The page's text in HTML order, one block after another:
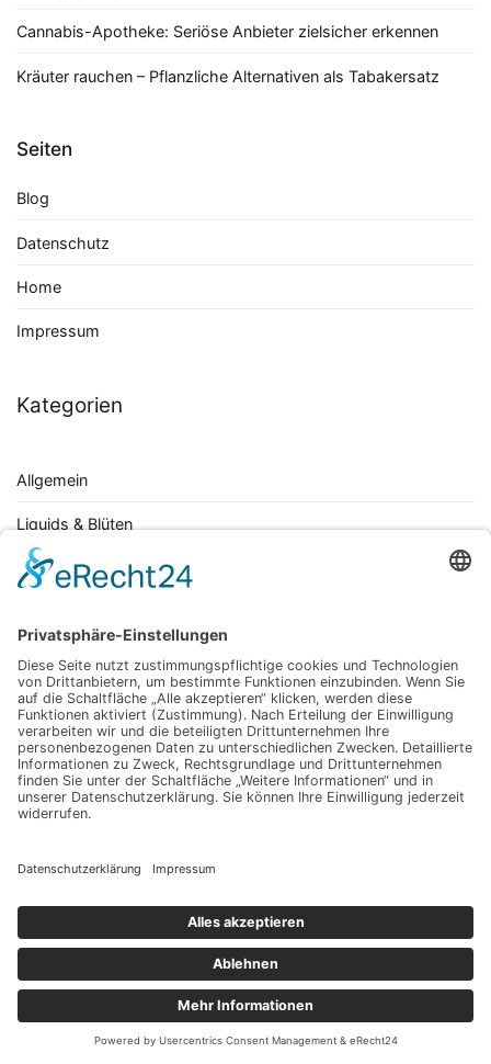
Cannabis-Apotheke: Seriöse Anbieter zielsicher erkennen
Kräuter rauchen – Pflanzliche Alternativen als Tabakersatz
Seiten
Blog
Datenschutz
Home
Impressum
Kategorien
Allgemein
Liquids & Blüten
Öle & Kapseln
Themen
Anwendung Cannabis CBD CBD Öl Hanf Hanftee Legalisierung